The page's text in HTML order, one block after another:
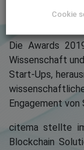
Thema „Wie
Die Awards
Wissenschaft
Start-Ups,
Engagement von
citema stellte
Blockchain
Cookie